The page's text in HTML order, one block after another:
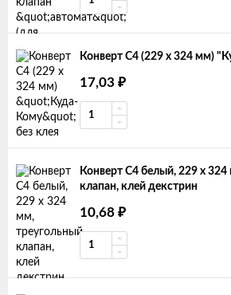
Конверт С4 (229 х 324 мм)
17,03 ₽
Конверт С4 белый, 229 х
клапан, клей декстрин
10,68 ₽